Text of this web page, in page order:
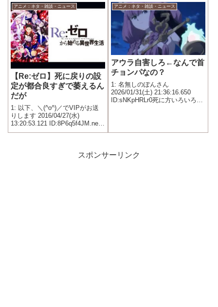
アニメ：ネタ・雑談・ニュース
【Re:ゼロ】死に戻りの設
定が都合良すぎで萎えるん
だが
1: 以下、＼(^o^)／でVIPがお送
りします 2016/04/27(水)
13:20:53.121 ID:8P6q5f4JM.net
何で最初の道具屋の前じゃなく
アニメ：ネタ・雑談・ニュース
アウラ自害しろ←なんで首
チョンパなの？
1: 名無しのぽんさん
2026/01/31(土) 21:36:16.650
ID:sNKpHRLr0死に方いろいろあ
スポンサーリンク